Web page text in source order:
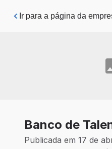
Pular para o conteúdo
Ir para a página da
Banco de
Publicada em 17 de